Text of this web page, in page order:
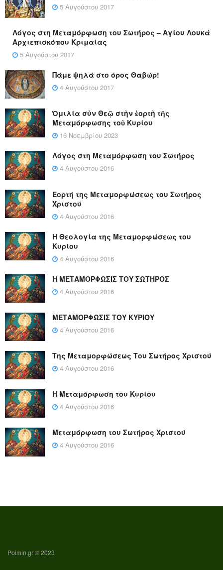
5 Αυγούστου 2017
Λόγος στη Μεταμόρφωση του Σωτήρος – Αγίου Λουκά
Αρχιεπισκόπου Κριμαίας
5 Αυγούστου 2017
Πάμε ψηλά στο όρος Θαβώρ!
4 Αυγούστου 2017
Ὁμιλία σὺν Θεῷ στὴν ἑορτὴ τῆς
Μεταμόρφωσης τοῦ Κυρίου
16 Νοεμβρίου 2023
Λόγος στη Μεταμόρφωση του Σωτήρος
4 Αυγούστου 2016
Εορτή της Μεταμορφώσεως του Σωτήρος
Χριστού
4 Αυγούστου 2016
Η Θεολογία της Μεταμορφώσεως του
Κυρίου
4 Αυγούστου 2016
Η ΜΕΤΑΜΟΡΦΩΣΙΣ ΤΟΥ ΣΩΤΗΡΟΣ
4 Αυγούστου 2016
ΜΕΤΑΜΟΡΦΩΣΙΣ ΤΟΥ ΚΥΡΙΟΥ
4 Αυγούστου 2016
Της Μεταμορφώσεως Του Σωτήρος Χριστού
4 Αυγούστου 2016
Η Μεταμόρφωση του Κυρίου
4 Αυγούστου 2016
Μεταμόρφωση του Σωτήρος Χριστού
4 Αυγούστου 2016
Poimin.gr © 2023